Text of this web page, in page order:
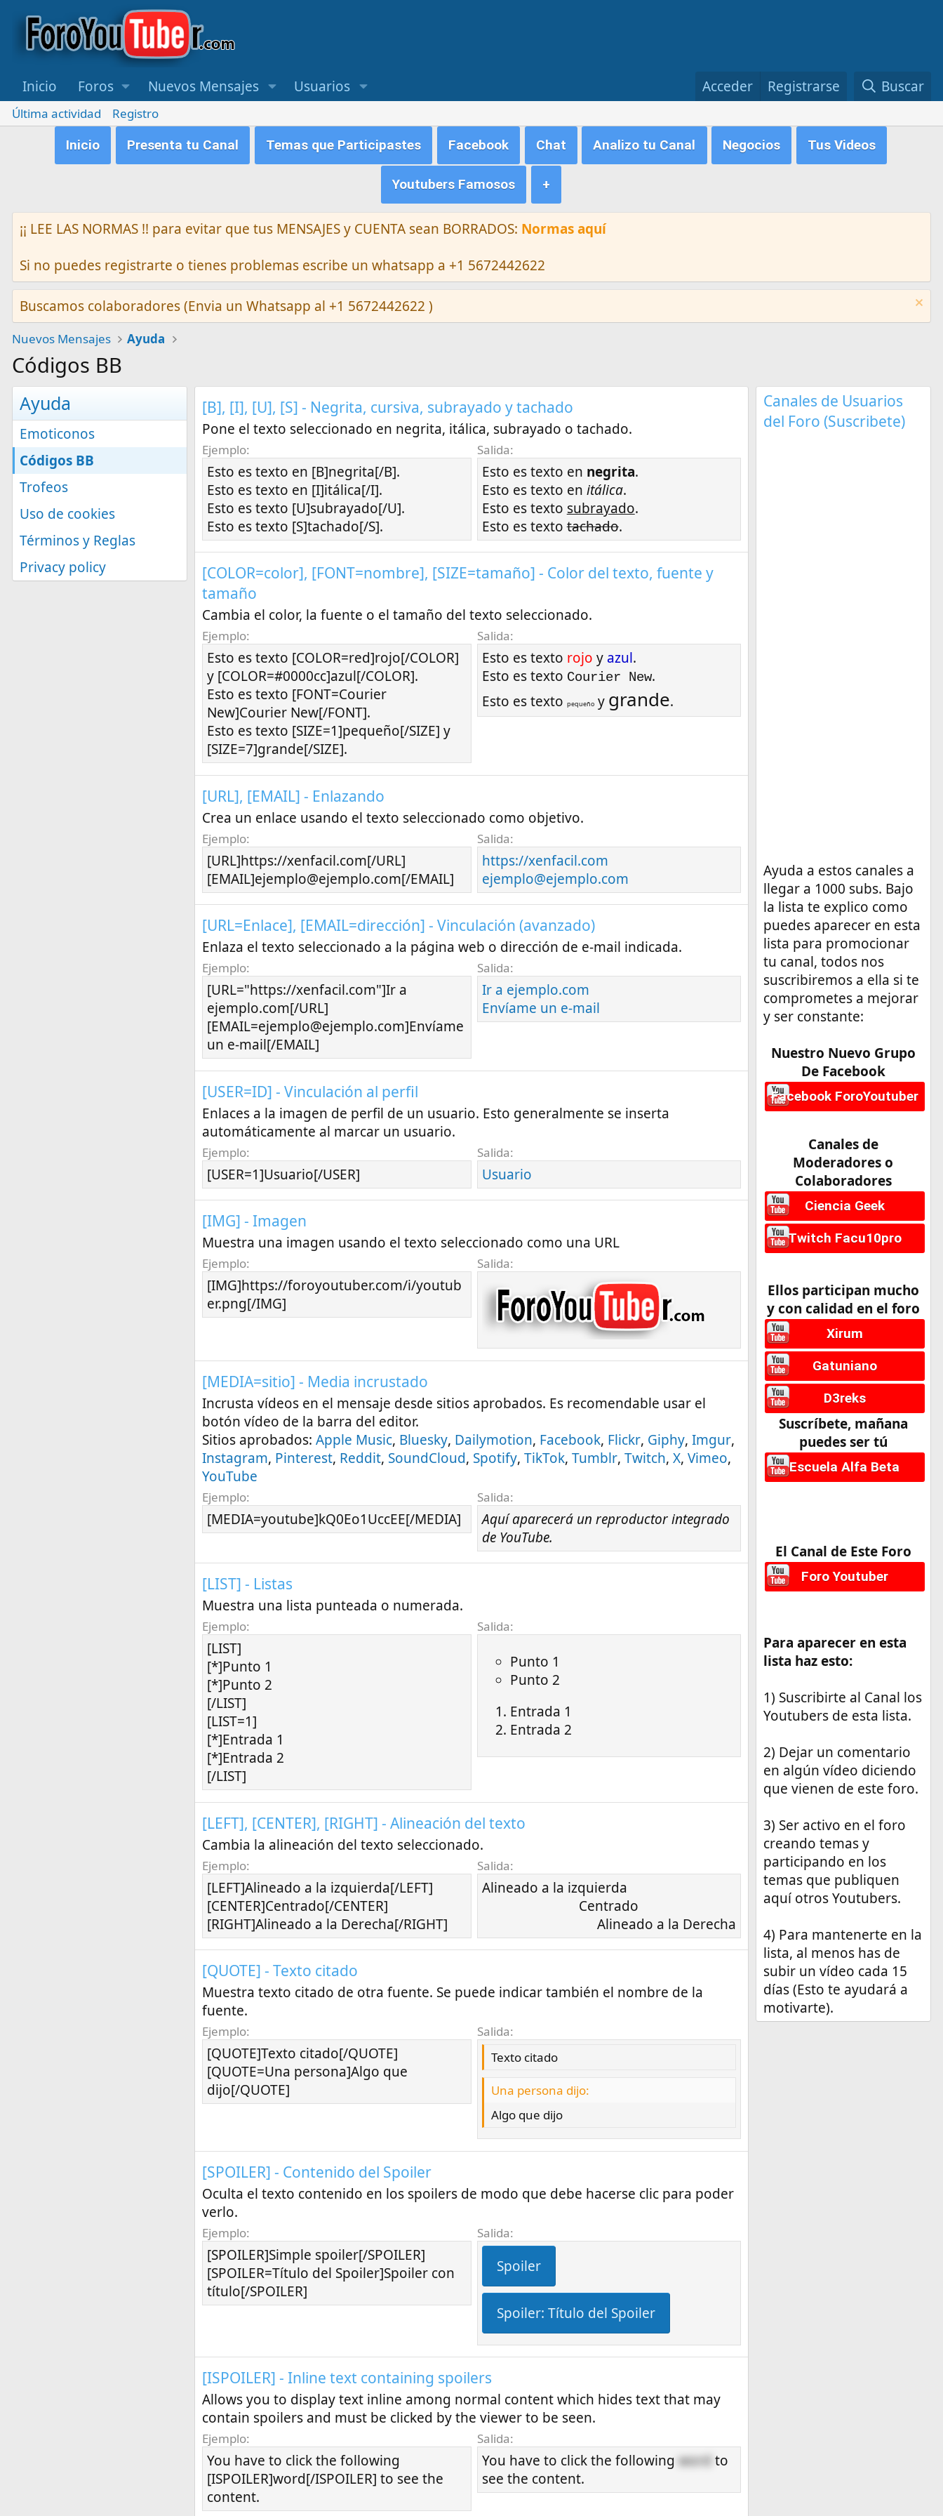
Inicio Foros Nuevos Mensajes Usuarios Acceder Registrarse Buscar
Última actividad
Registro
Inicio
Presenta tu Canal Temas que Participastes Facebook Chat Analizo tu Canal Negocios Tus Videos
Youtubers Famosos +
¡¡ LEE LAS NORMAS !! para evitar que tus MENSAJES y CUENTA sean BORRADOS: Normas aquí
Si no puedes registrarte o tienes problemas escribe un whatsapp a +1 5672442622
Buscamos colaboradores (Envia un Whatsapp al +1 5672442622 )
Nuevos Mensajes Ayuda
Códigos BB
Ayuda
Emoticonos
Códigos BB
Trofeos
Uso de cookies
Términos y Reglas
Privacy policy
[B], [I], [U], [S] - Negrita, cursiva, subrayado y tachado
Pone el texto seleccionado en negrita, itálica, subrayado o tachado.
Ejemplo:
Esto es texto en [B]negrita[/B].
Esto es texto en [I]itálica[/I].
Esto es texto [U]subrayado[/U].
Esto es texto [S]tachado[/S].
Salida:
Esto es texto en negrita.
Esto es texto en itálica.
Esto es texto subrayado.
Esto es textotachado.
[COLOR=color], [FONT=nombre], [SIZE=tamaño] - Color del texto, fuente y
tamaño
Cambia el color, la fuente o el tamaño del texto seleccionado.
Ejemplo:
Esto es texto [COLOR=red]rojo[/COLOR]
y [COLOR=#0000cc]azul[/COLOR].
Esto es texto [FONT=Courier
New]Courier New[/FONT].
Esto es texto [SIZE=1]pequeño[/SIZE] y
[SIZE=7]grande[/SIZE].
Salida:
Esto es texto rojo y azul.
Esto es texto Courier New.
Esto es texto pequeñoy grande.
[URL], [EMAIL] - Enlazando
Crea un enlace usando el texto seleccionado como objetivo.
Ejemplo:
[URL]https://xenfacil.com[/URL]
[EMAIL]ejemplo@ejemplo.com[/EMAIL]
Salida:
https://xenfacil.com
ejemplo@ejemplo.com
[URL=Enlace], [EMAIL=dirección] - Vinculación (avanzado)
Enlaza el texto seleccionado a la página web o dirección de e-mail indicada.
Ejemplo:
[URL="https://xenfacil.com"]Ir a
ejemplo.com[/URL]
[EMAIL=ejemplo@ejemplo.com]Envíame
un e-mail[/EMAIL]
Salida:
Ir a ejemplo.com
Envíame un e-mail
[USER=ID] - Vinculación al perfil
Enlaces a la imagen de perfil de un usuario. Esto generalmente se inserta
automáticamente al marcar un usuario.
Ejemplo:
[USER=1]Usuario[/USER]
Salida:
Usuario
[IMG] - Imagen
Muestra una imagen usando el texto seleccionado como una URL
Ejemplo:
[IMG]https://foroyoutuber.com/i/youtub
er.png[/IMG]
Salida:
[MEDIA=sitio] - Media incrustado
Incrusta vídeos en el mensaje desde sitios aprobados. Es recomendable usar el
botón vídeo de la barra del editor.
Sitios aprobados: Apple Music, Bluesky, Dailymotion, Facebook, Flickr, Giphy, Imgur,
Instagram, Pinterest, Reddit, SoundCloud, Spotify, TikTok, Tumblr, Twitch, X, Vimeo,
YouTube
Ejemplo:
[MEDIA=youtube]kQ0Eo1UccEE[/MEDIA]
Salida:
Aquí aparecerá un reproductor integrado
de YouTube.
[LIST] - Listas
Muestra una lista punteada o numerada.
Ejemplo:
[LIST]
[*]Punto 1
[*]Punto 2
[/LIST]
[LIST=1]
[*]Entrada 1
[*]Entrada 2
[/LIST]
Salida:
Punto 1
Punto 2
Entrada 1
Entrada 2
[LEFT], [CENTER], [RIGHT] - Alineación del texto
Cambia la alineación del texto seleccionado.
Ejemplo:
[LEFT]Alineado a la izquierda[/LEFT]
[CENTER]Centrado[/CENTER]
[RIGHT]Alineado a la Derecha[/RIGHT]
Salida:
Alineado a la izquierda​
Centrado​
Alineado a la Derecha​
[QUOTE] - Texto citado
Muestra texto citado de otra fuente. Se puede indicar también el nombre de la
fuente.
Ejemplo:
[QUOTE]Texto citado[/QUOTE]
[QUOTE=Una persona]Algo que
dijo[/QUOTE]
Salida:
Texto citado
Una persona dijo:
Algo que dijo
[SPOILER] - Contenido del Spoiler
Oculta el texto contenido en los spoilers de modo que debe hacerse clic para poder
verlo.
Ejemplo:
[SPOILER]Simple spoiler[/SPOILER]
[SPOILER=Título del Spoiler]Spoiler con
título[/SPOILER]
Salida:
Spoiler
Spoiler: Título del Spoiler
[ISPOILER] - Inline text containing spoilers
Allows you to display text inline among normal content which hides text that may
contain spoilers and must be clicked by the viewer to be seen.
Ejemplo:
You have to click the following
[ISPOILER]word[/ISPOILER] to see the
content.
Salida:
You have to click the following word to
see the content.
Canales de Usuarios
del Foro (Suscribete)
Ayuda a estos canales a
llegar a 1000 subs. Bajo
la lista te explico como
puedes aparecer en esta
lista para promocionar
tu canal, todos nos
suscribiremos a ella si te
comprometes a mejorar
y ser constante:
Nuestro Nuevo Grupo
De Facebook
Facebook ForoYoutuber
Canales de
Moderadores o
Colaboradores
Ciencia Geek
Twitch Facu10pro
Ellos participan mucho
y con calidad en el foro
Xirum
Gatuniano
D3reks
Suscríbete, mañana
puedes ser tú
Escuela Alfa Beta
El Canal de Este Foro
Foro Youtuber
Para aparecer en esta
lista haz esto:
1) Suscribirte al Canal los
Youtubers de esta lista.
2) Dejar un comentario
en algún vídeo diciendo
que vienen de este foro.
3) Ser activo en el foro
creando temas y
participando en los
temas que publiquen
aquí otros Youtubers.
4) Para mantenerte en la
lista, al menos has de
subir un vídeo cada 15
días (Esto te ayudará a
motivarte).